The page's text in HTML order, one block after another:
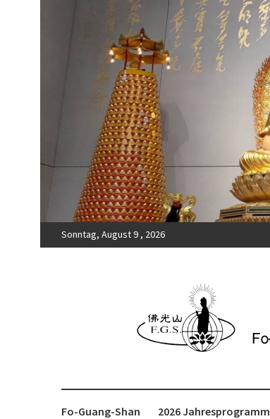
Sonntag, August 9 , 2026
Fo-Guang-Shan 2026 Jahresprogramm